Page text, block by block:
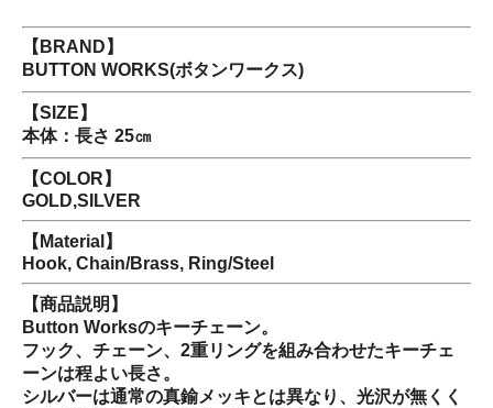
【BRAND】
BUTTON WORKS(ボタンワークス)
【SIZE】
本体：長さ 25㎝
【COLOR】
GOLD,SILVER
【Material】
Hook, Chain/Brass, Ring/Steel
【商品説明】
Button Worksのキーチェーン。
フック、チェーン、2重リングを組み合わせたキーチェ
ーンは程よい長さ。
シルバーは通常の真鍮メッキとは異なり、光沢が無くく